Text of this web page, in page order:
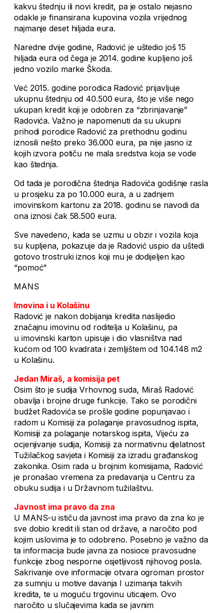
kakvu štednju ili novi kredit, pa je ostalo nejasno
odakle je finansirana kupovina vozila vrijednog
najmanje deset hiljada eura.
Naredne dvije godine, Radović je uštedio još 15
hiljada eura od čega je 2014. godine kupljeno još
jedno vozilo marke Škoda.
Već 2015. godine porodica Radović prijavljuje
ukupnu štednju od 40.500 eura, što je više nego
ukupan kredit koji je odobren za “zbrinjavanje”
Radovića. Važno je napomenuti da su ukupni
prihodi porodice Radović za prethodnu godinu
iznosili nešto preko 36.000 eura, pa nije jasno iz
kojih izvora potiču ne mala sredstva koja se vode
kao štednja.
Od tada je porodična štednja Radovića godišnje rasla
u prosjeku za po 10.000 eura, a u zadnjem
imovinskom kartonu za 2018. godinu se navodi da
ona iznosi čak 58.500 eura.
Sve navedeno, kada se uzmu u obzir i vozila koja
su kupljena, pokazuje da je Radović uspio da uštedi
gotovo trostruki iznos koji mu je dodijeljen kao
“pomoć”
MANS
Imovina i u Kolašinu
Radović je nakon dobijanja kredita naslijedio
značajnu imovinu od roditelja u Kolašinu, pa
u imovinski karton upisuje i dio vlasništva nad
kućom od 100 kvadrata i zemljištem od 104.148 m2
u Kolašinu.
Jedan Miraš, a komisija pet
Osim što je sudija Vrhovnog suda, Miraš Radović
obavlja i brojne druge funkcije. Tako se porodični
budžet Radovića se prošle godine popunjavao i
radom u Komisiji za polaganje pravosudnog ispita,
Komisiji za polaganje notarskog ispita, Vijeću za
ocjenjivanje sudija, Komisiji za normativnu djelatnost
Tužilačkog savjeta i Komisiji za izradu građanskog
zakonika. Osim rada u brojnim komisijama, Radović
je pronašao vremena za predavanja u Centru za
obuku sudija i u Državnom tužilaštvu.
Javnost ima pravo da zna
U MANS-u ističu da javnost ima pravo da zna ko je
sve dobio kredit ili stan od države, a naročito pod
kojim uslovima je to odobreno. Posebno je važno da
ta informacija bude javna za nosioce pravosudne
funkcije zbog nesporne osjetljivosti njihovog posla.
Sakrivanje ove informacije otvara ogroman prostor
za sumnju u motive davanja I uzimanja takvih
kredita, te u moguću trgovinu uticajem. Ovo
naročito u slučajevima kada se javnim